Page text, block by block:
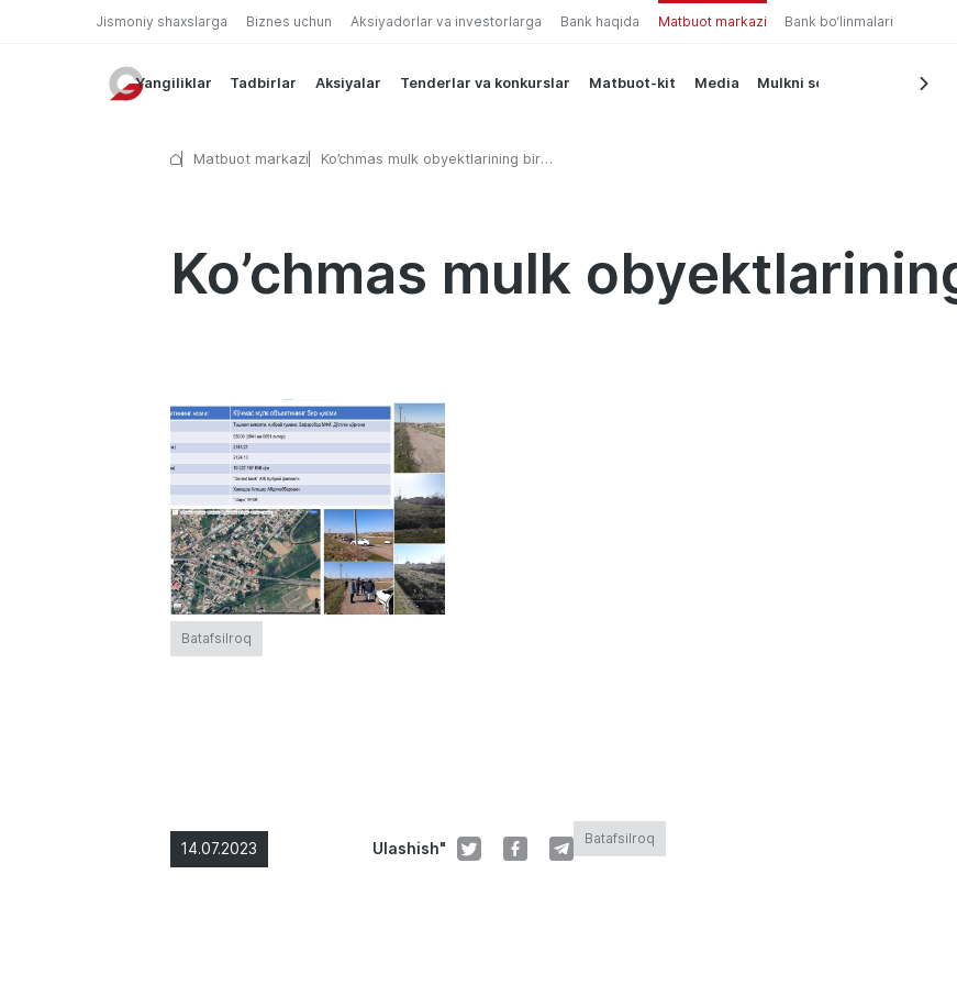
Jismoniy shaxslarga Biznes uchun Aksiyadorlar va investorlarga Bank haqida Matbuot markazi Bank bo‘linmalari
Yangiliklar Tadbirlar Aksiyalar Tenderlar va konkurslar Matbuot-kit Media Mulkni sotish
Matbuot markazi
Ko’chmas mulk obyektlarining bir
Ko’chmas mulk
Batafsilroq
14.07.2023 Ulashish"
Batafsilroq